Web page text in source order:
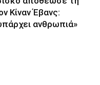
Κίναν Έβανς:
ανθρωπιά»